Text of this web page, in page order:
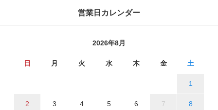
営業日カレンダー
2026年8月
日 月 火 水 木 金 土
1
2 3 4 5 6 7 8